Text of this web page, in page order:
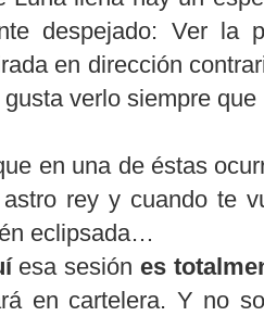
despejado: Ver la
en dirección
gusta verlo siempre que
en una de éstas
rey y cuando te
eclipsada…
esa sesión es
en cartelera. Y no